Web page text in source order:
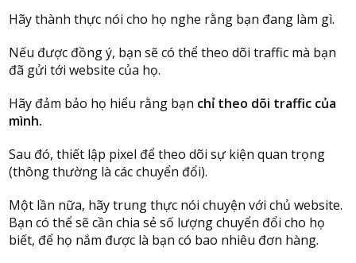
Hãy thành thực nói cho họ nghe rằng bạn đang làm gì.
Nếu được đồng ý, bạn sẽ có thể theo dõi traffic mà bạn
đã gửi tới website của họ.
Hãy đảm bảo họ hiểu rằng bạn chỉ theo dõi traffic của
mình.
Sau đó, thiết lập pixel để theo dõi sự kiện quan trọng
(thông thường là các chuyển đổi).
Một lần nữa, hãy trung thực nói chuyện với chủ website.
Bạn có thể sẽ cần chia sẻ số lượng chuyển đổi cho họ
biết, để họ nắm được là bạn có bao nhiêu đơn hàng.